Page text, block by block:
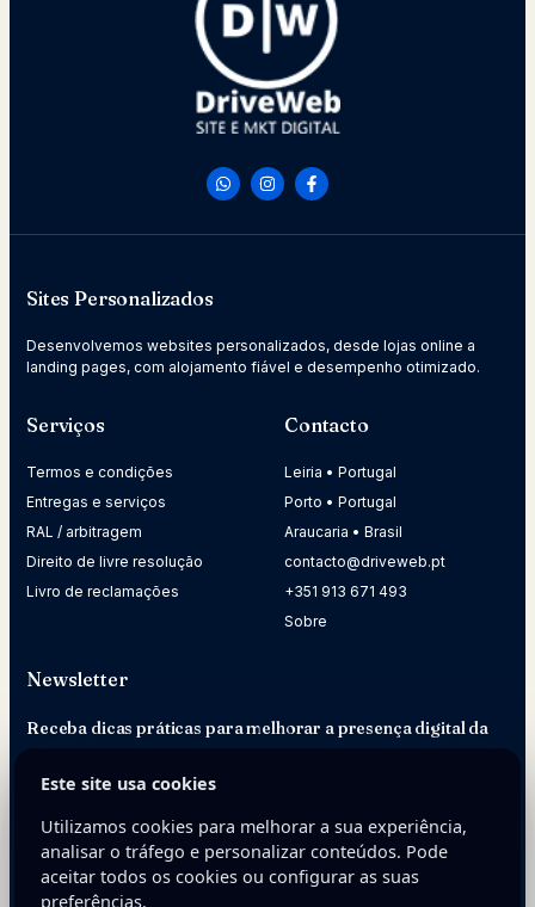
Sites Personalizados
Desenvolvemos websites personalizados, desde lojas online a
landing pages, com alojamento fiável e desempenho otimizado.
Serviços
Termos e condições
Entregas e serviços
RAL / arbitragem
Direito de livre resolução
Livro de reclamações
Contacto
Leiria • Portugal
Porto • Portugal
Araucaria • Brasil
contacto@driveweb.pt
+351 913 671 493
Sobre
Newsletter
Receba dicas práticas para melhorar a presença digital da
E-mail
Este site usa cookies
Utilizamos cookies para melhorar a sua experiência,
analisar o tráfego e personalizar conteúdos. Pode
aceitar todos os cookies ou configurar as suas
preferências.